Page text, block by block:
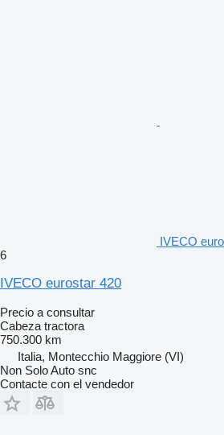
IVECO
6
IVECO eurostar 420
Precio a consultar
Cabeza tractora
750.300 km
Italia, Montecchio Maggiore (VI)
Non Solo Auto snc
Contacte con el vendedor